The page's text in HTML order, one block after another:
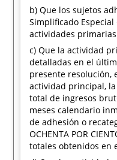
b) Que los sujetos
Simplificado
actividades
c) Que la actividad
detalladas en el
presente resolución,
actividad principal,
total de ingresos
meses calendario
de adhesión o
OCHENTA POR
totales obtenidos en